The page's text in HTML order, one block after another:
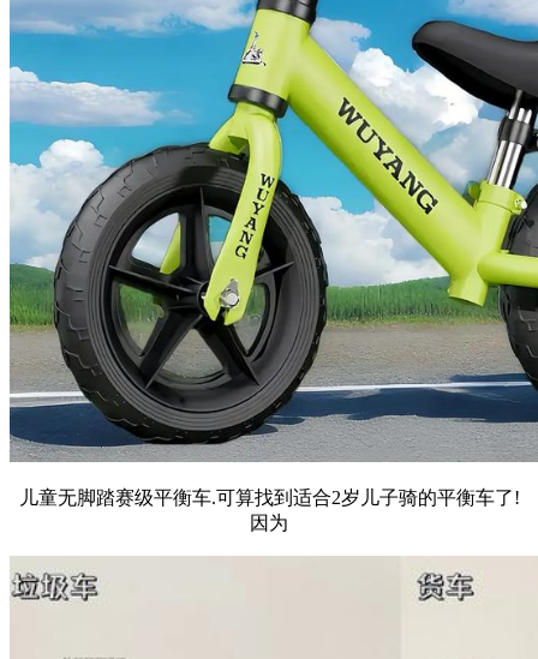
儿童无脚踏赛级平衡车.可算找到适合2岁儿子骑的平衡车了!
因为